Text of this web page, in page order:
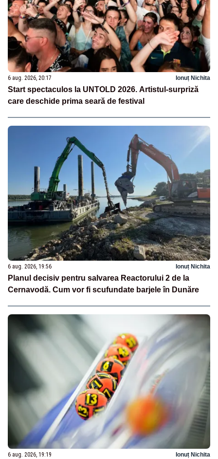
6 aug. 2026, 20:17 Ionuț Nichita
Start spectaculos la UNTOLD 2026. Artistul-surpriză
care deschide prima seară de festival
6 aug. 2026, 19:56 Ionuț Nichita
Planul decisiv pentru salvarea Reactorului 2 de la
Cernavodă. Cum vor fi scufundate barjele în Dunăre
6 aug. 2026, 19:19 Ionuț Nichita